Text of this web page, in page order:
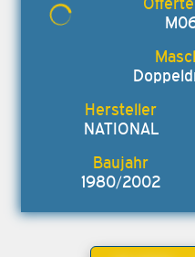
NATIONAL
1980/2002